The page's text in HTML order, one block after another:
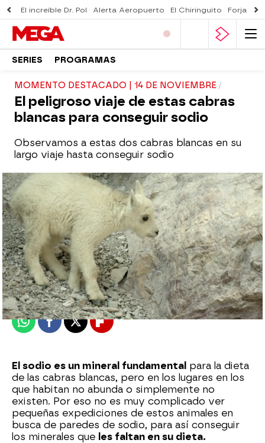
El increíble Dr. Pol Alerta Aeropuerto El Chiringuito Forjado
SERIES PROGRAMAS
MOMENTO DESTACADO | 14 DE NOVIEMBRE
El peligroso viaje de estas cabras
blancas para conseguir sodio
Observamos a estas dos cabras blancas en su
largo viaje hasta conseguir sodio
mega
Madrid
Publicado:14 de noviembre de 2022, 19:05
WhatsappFacebook
X Flipboard
El sodio es un mineral fundamental para la dieta
de las cabras blancas, pero en los lugares en los
que habitan no abunda o simplemente no
existen. Por eso no es muy complicado ver
pequeñas expediciones de estos animales en
busca de paredes de sodio, para así conseguir
los minerales que les faltan en su dieta.